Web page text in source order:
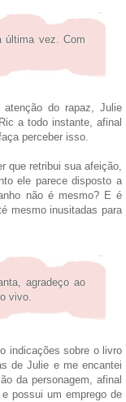
última vez. Com
do rapaz, Julie
a todo instante, afinal
perceber isso.
que retribui sua afeição,
ele parece disposto a
não é mesmo? E é
mesmo inusitadas para
agradeço ao
vivo.
indicações sobre o livro
de Julie e me encantei
da personagem, afinal
possui um emprego de